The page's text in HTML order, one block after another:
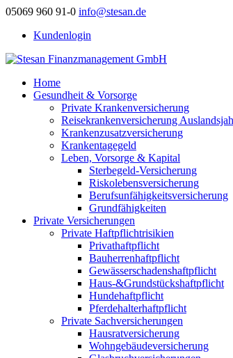
05069 960 91-0 info@stesan.de
Kundenlogin
Home
Gesundheit & Vorsorge
Private Krankenversicherung
Reisekrankenversicherung
Krankenzusatzversicherung
Krankentagegeld
Leben, Vorsorge & Kapital
Sterbegeld-Versicherung
Riskolebensversicherung
Berufsunfähigkeitsversicherung
Grundfähigkeiten
Private Versicherungen
Private Haftpflichtrisikien
Privathaftpflicht
Bauherrenhaftpflicht
Gewässerschadenshaftpflicht
Haus-&Grundstückshaftpflicht
Hundehaftpflicht
Pferdehalterhaftpflicht
Private Sachversicherungen
Hausratversicherung
Wohngebäudeversicherung